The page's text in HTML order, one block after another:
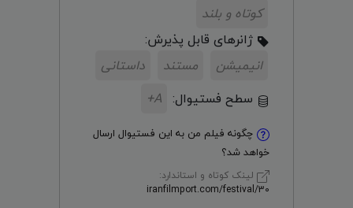
کوتاه و بلند
ژانر‌های قابل پذیرش:
انیمیشن
مستند
داستانی
سطح فستیوال: A+
چگونه فیلم من به این فستیوال ارسال
خواهد شد؟
لینک کوتاه و استاندارد:
iranfilmport.com/festival/30